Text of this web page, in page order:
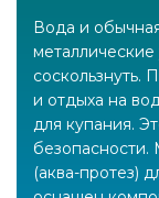
Вода и
соскользнуть.
и отдыха на
для купания.
(аква-протез)